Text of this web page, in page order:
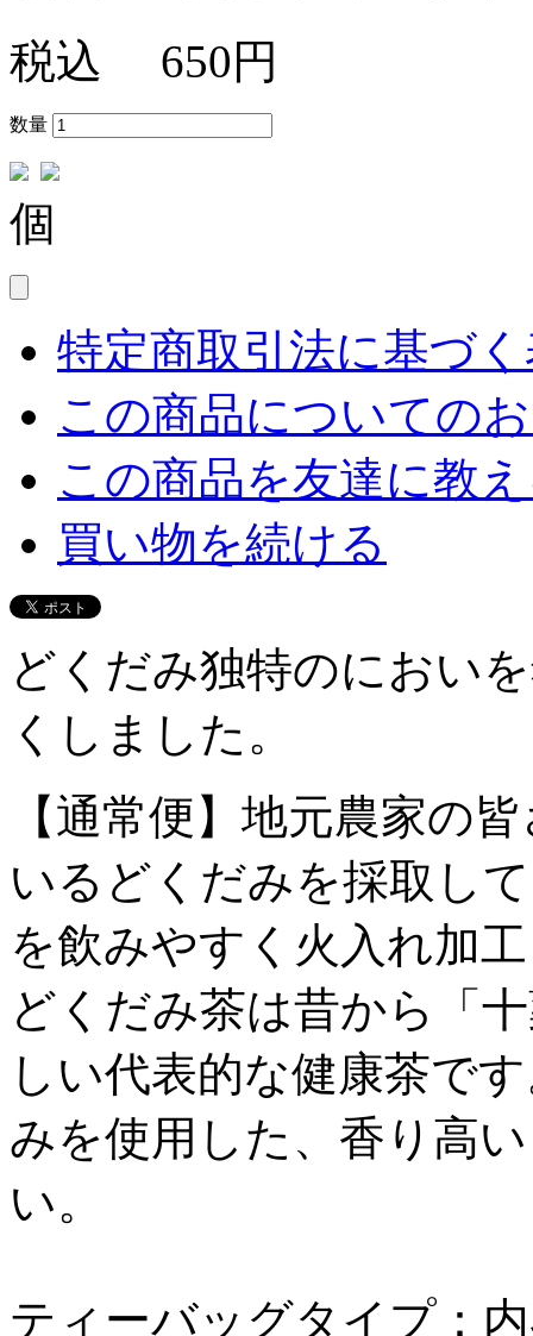
税込 650円
数量
個
特定商取引法に基づ
この商品についての
この商品を友達に教
買い物を続ける
どくだみ独特のにおい
くしました。
【通常便】地元農家の
いるどくだみを採取し
を飲みやすく火入れ加
どくだみ茶は昔から「
しい代表的な健康茶で
みを使用した、香り高
い。
ティーバッグタイプ：